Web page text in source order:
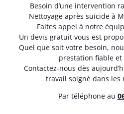
Besoin d’une intervention
Nettoyage après suicide à
Faites appel à notre
Un devis gratuit vous est
Quel que soit votre besoin,
prestation fiable et
Contactez-nous dès
travail soigné dans les
Par téléphone au